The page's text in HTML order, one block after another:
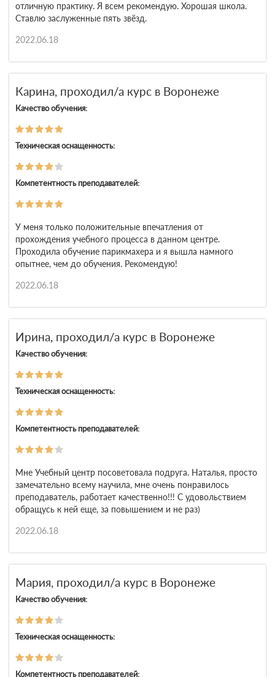
отличную практику. Я всем рекомендую. Хорошая школа.
Ставлю заслуженные пять звёзд.
2022.06.18
Карина, проходил/а курс в Воронеже
Качество обучения:
Техническая оснащенность:
Компетентность преподавателей:
У меня только положительные впечатления от
прохождения учебного процесса в данном центре.
Проходила обучение парикмахера и я вышла намного
опытнее, чем до обучения. Рекомендую!
2022.06.18
Ирина, проходил/а курс в Воронеже
Качество обучения:
Техническая оснащенность:
Компетентность преподавателей:
Мне Учебный центр посоветовала подруга. Наталья, просто
замечательно всему научила, мне очень понравилось
преподаватель, работает качественно!!! С удовольствием
обращусь к ней еще, за повышением и не раз)
2022.06.18
Мария, проходил/а курс в Воронеже
Качество обучения:
Техническая оснащенность:
Компетентность преподавателей: